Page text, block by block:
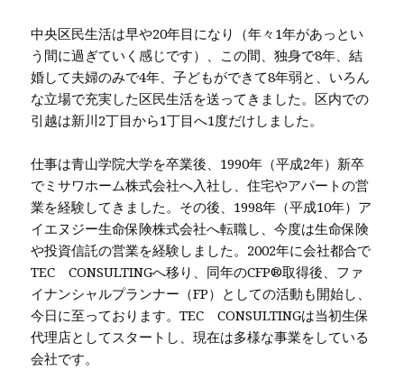
中央区民生活は早や20年目になり（年々1年があっとい
う間に過ぎていく感じです）、この間、独身で8年、結
婚して夫婦のみで4年、子どもができて8年弱と、いろん
な立場で充実した区民生活を送ってきました。区内での
引越は新川2丁目から1丁目へ1度だけしました。
仕事は青山学院大学を卒業後、1990年（平成2年）新卒
でミサワホーム株式会社へ入社し、住宅やアパートの営
業を経験してきました。その後、1998年（平成10年）ア
イエヌジー生命保険株式会社へ転職し、今度は生命保険
や投資信託の営業を経験しました。2002年に会社都合で
TEC CONSULTINGへ移り、同年のCFP®取得後、ファ
イナンシャルプランナー（FP）としての活動も開始し、
今日に至っております。TEC CONSULTINGは当初生保
代理店としてスタートし、現在は多様な事業をしている
会社です。